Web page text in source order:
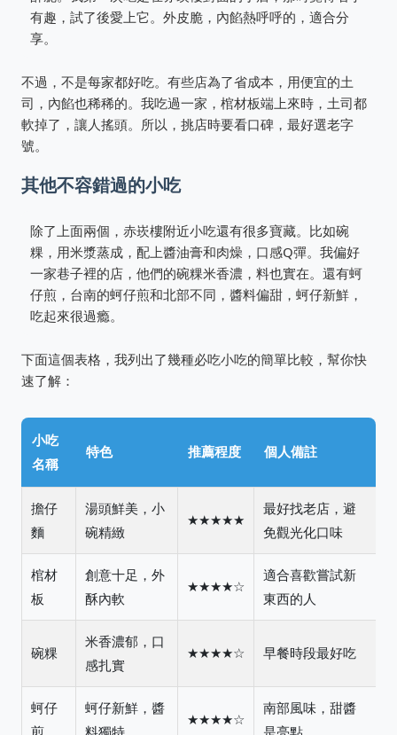
有趣，試了後愛上它。外皮脆，內餡熱呼呼的，適合分
享。
不過，不是每家都好吃。有些店為了省成本，用便宜的土
司，內餡也稀稀的。我吃過一家，棺材板端上來時，土司都
軟掉了，讓人搖頭。所以，挑店時要看口碑，最好選老字
號。
其他不容錯過的小吃
除了上面兩個，赤崁樓附近小吃還有很多寶藏。比如碗
粿，用米漿蒸成，配上醬油膏和肉燥，口感Q彈。我偏好
一家巷子裡的店，他們的碗粿米香濃，料也實在。還有蚵
仔煎，台南的蚵仔煎和北部不同，醬料偏甜，蚵仔新鮮，
吃起來很過瘾。
下面這個表格，我列出了幾種必吃小吃的簡單比較，幫你快
速了解：
小吃
名稱
特色 推薦程度 個人備註
擔仔
麵
湯頭鮮美，小
碗精緻
★★★★★
最好找老店，避
免觀光化口味
棺材
板
創意十足，外
酥內軟
★★★★☆
適合喜歡嘗試新
東西的人
碗粿
米香濃郁，口
感扎實
★★★★☆ 早餐時段最好吃
蚵仔
蚵仔新鮮，醬
★★★★☆
南部風味，甜醬